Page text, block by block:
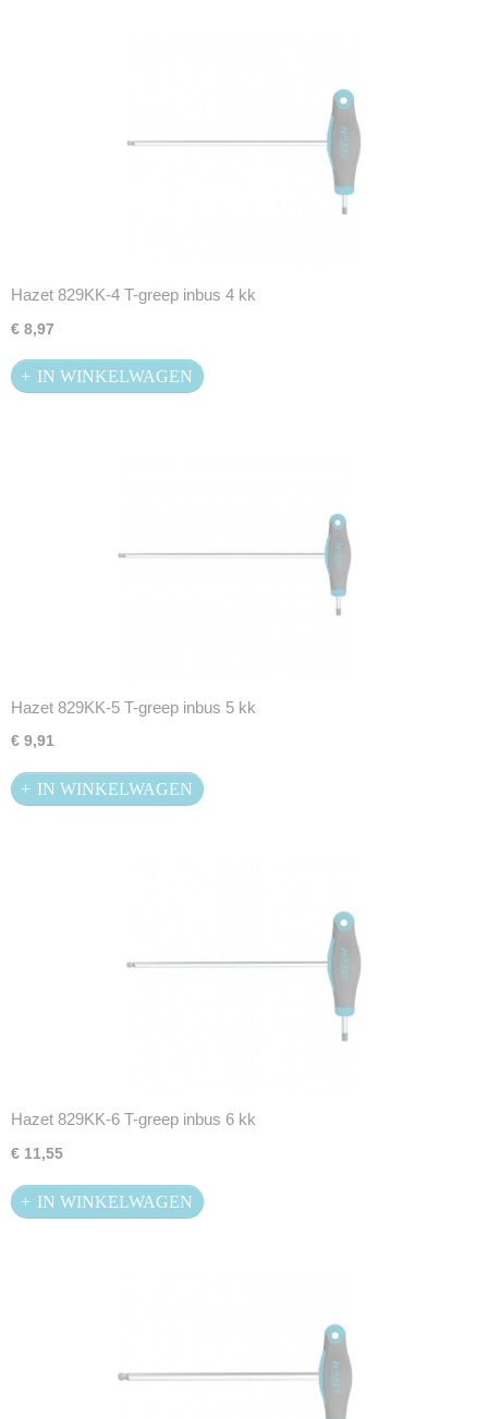
Hazet 829KK-4 T-greep inbus 4 kk
€ 8,97
IN WINKELWAGEN
Hazet 829KK-5 T-greep inbus 5 kk
€ 9,91
IN WINKELWAGEN
Hazet 829KK-6 T-greep inbus 6 kk
€ 11,55
IN WINKELWAGEN